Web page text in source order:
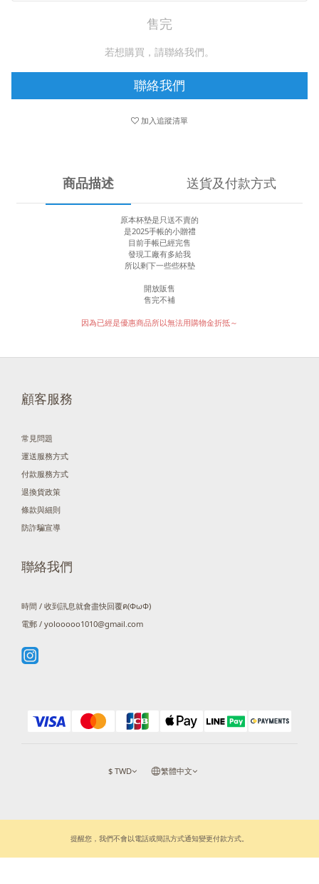
售完
若想購買，請聯絡我們。
聯絡我們
加入追蹤清單
商品描述 送貨及付款方式
原本杯墊是只送不賣的
是2025手帳的小贈禮
目前手帳已經完售
發現工廠有多給我
所以剩下一些些杯墊
開放販售
售完不補
因為已經是優惠商品所以無法用購物金折抵～
顧客服務
常見問題
運送服務方式
付款服務方式
退換貨政策
條款與細則
防詐騙宣導
聯絡我們
時間 / 收到訊息就會盡快回覆ฅ(ΦωΦ)
電郵 / yolooooo1010@gmail.com
$ TWD 繁體中文
提醒您，我們不會以電話或簡訊方式通知變更付款方式。